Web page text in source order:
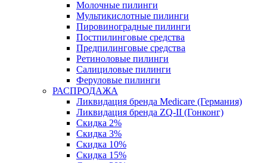
Молочные пилинги
Мультикислотные пилинги
Пировиноградные пилинги
Постпилинговые средства
Предпилинговые средства
Ретиноловые пилинги
Салициловые пилинги
Феруловые пилинги
РАСПРОДАЖА
Ликвидация бренда Medicare (Германия)
Ликвидация бренда ZQ-II (Гонконг)
Скидка 2%
Скидка 3%
Скидка 10%
Скидка 15%